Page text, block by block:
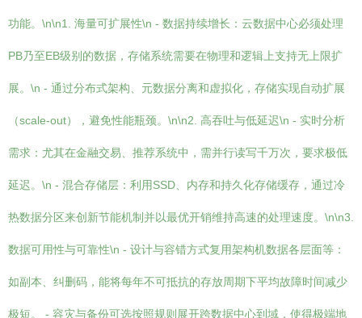
功能。\n\n1. 海量可扩展性\n - 数据持续增长：云数据中心必须处理
PB乃至EB级别的数据，存储系统需要在物理和逻辑上支持无上限扩
展。\n - 通过分布式架构、元数据分离和虚拟化，存储实现自动扩展
（scale-out），避免性能瓶颈。\n\n2. 高吞吐与低延迟\n - 实时分析
需求：尤其在金融交易、推荐系统中，需并行读写千万次，要求极低
延迟。\n - 混合存储层：利用SSD、内存和持久化存储缓存，通过冷
热数据分区来创新节能机制并以最优开销维持高速的处理速度。\n\n3.
数据可用性与可靠性\n - 设计与容错方式复用架构机数据各层面等：
如副本、纠删码，能将每年不可抵抗的存放周期下平均故障时间减少
极短。 - 容灾与备份可选按照规则展开跨数据中心到域，使得极端地